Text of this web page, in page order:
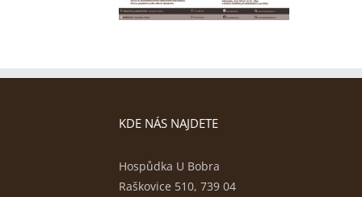
KDE NÁS NAJDETE
Hospůdka U Bobra
Raškovice 510, 739 04